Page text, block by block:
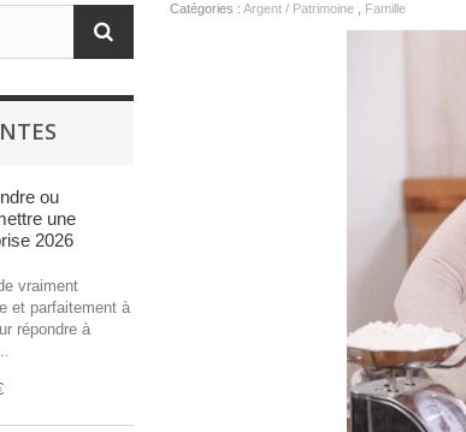
ou
une
2026
vraiment
et parfaitement à
répondre à
Catégories : Argent / Patrimoine Famille